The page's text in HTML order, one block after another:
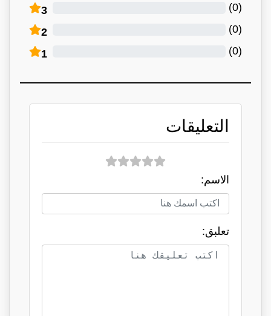
3 (
0
)
2 (
0
)
1 (
0
)
التعليقات
الاسم:
تعلبق: